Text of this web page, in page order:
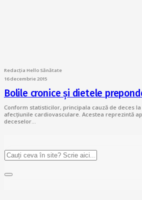
Redacția Hello Sănătate
16 decembrie 2015
Bolile cronice și dietele
Conform statisticilor, principala cauză de deces
afecțiunile cardiovasculare. Acestea reprezintă
deceselor…